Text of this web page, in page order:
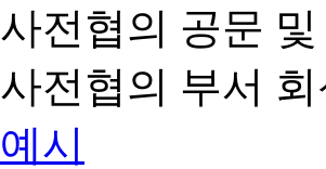
사전협의 공문
사전협의 부서
예시